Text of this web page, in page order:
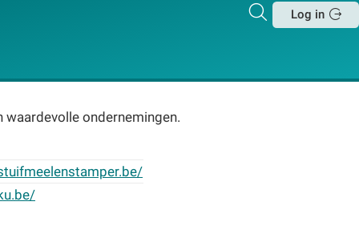
Zoeken
Log in
ondernemingen.